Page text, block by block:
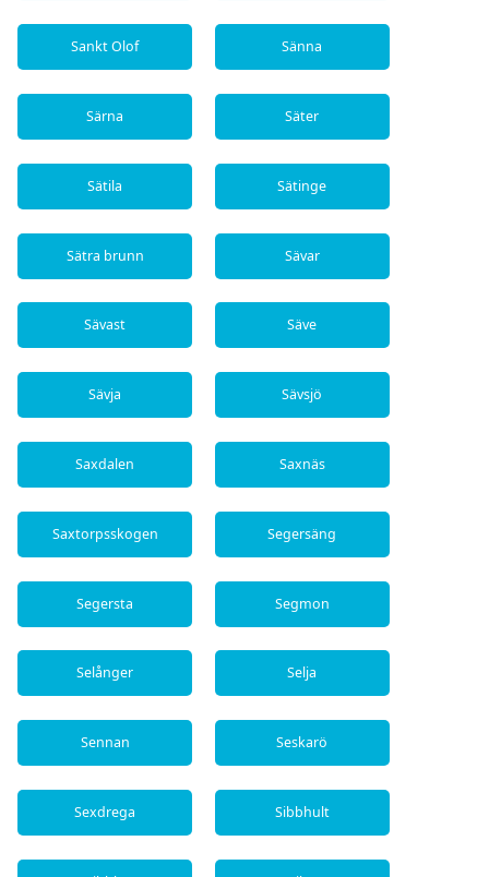
Sankt Olof Sänna
Särna Säter
Sätila Sätinge
Sätra brunn Sävar
Sävast Säve
Sävja Sävsjö
Saxdalen Saxnäs
Saxtorpsskogen Segersäng
Segersta Segmon
Selånger Selja
Sennan Seskarö
Sexdrega Sibbhult